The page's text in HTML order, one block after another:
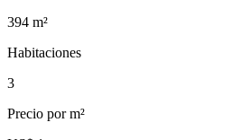
394 m²
Habitaciones
3
Precio por m²